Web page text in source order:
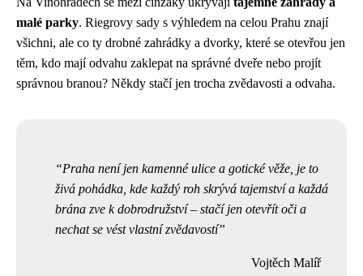
malé parky. Riegrovy sady s výhledem na celou Prahu znají
všichni, ale co ty drobné zahrádky a dvorky, které se otevřou jen
těm, kdo mají odvahu zaklepat na správné dveře nebo projít
správnou branou? Někdy stačí jen trocha zvědavosti a odvaha.
Praha není jen kamenné ulice a gotické věže, je to
živá pohádka, kde každý roh skrývá tajemství a každá
brána zve k dobrodružství – stačí jen otevřít oči a
nechat se vést vlastní zvědavostí
Vojtěch Malíř